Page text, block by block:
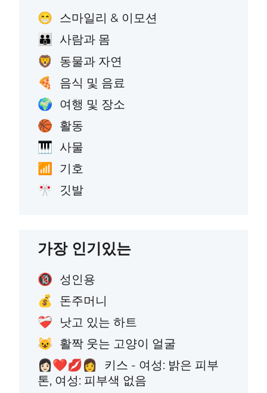
😁 스마일리 & 이모션
👪 사람과 몸
🦁 동물과 자연
🍕 음식 및 음료
🌍 여행 및 장소
🏀 활동
🎹 사물
📶 기호
🎌 깃발
가장 인기있는
🔞 성인용
💰 돈주머니
❤️‍🩹 낫고 있는 하트
😺 활짝 웃는 고양이 얼굴
👩🏻‍❤️‍💋‍👩
키스 - 여성: 밝은 피부
톤, 여성: 피부색 없음